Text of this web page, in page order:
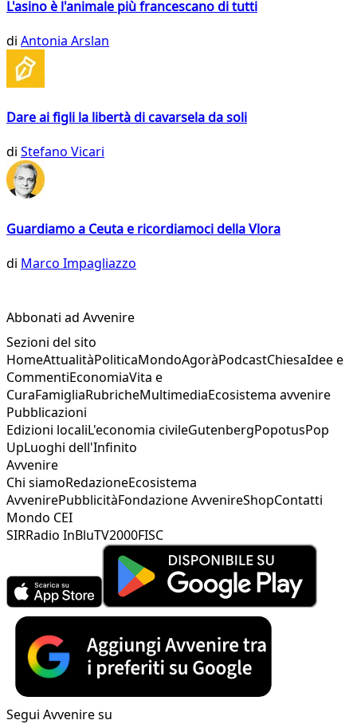
L'asino è l'animale più francescano di tutti
di Antonia Arslan
Dare ai figli la libertà di cavarsela da soli
di Stefano Vicari
Guardiamo a Ceuta e ricordiamoci della Vlora
di Marco Impagliazzo
Abbonati ad Avvenire
Sezioni del sito
HomeAttualitàPoliticaMondoAgoràPodcastChiesaIdee e
CommentiEconomiaVita e
CuraFamigliaRubricheMultimediaEcosistema avvenire
Pubblicazioni
Edizioni localiL'economia civileGutenbergPopotusPop
UpLuoghi dell'Infinito
Avvenire
Chi siamoRedazioneEcosistema
AvvenirePubblicitàFondazione AvvenireShopContatti
Mondo CEI
SIRRadio InBluTV2000FISC
Segui Avvenire su